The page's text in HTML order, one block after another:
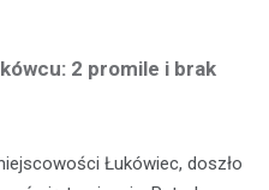
2 promile i brak
Łukówiec, doszło